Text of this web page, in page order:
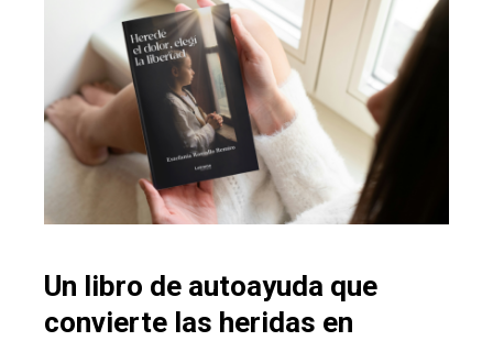
Un libro de autoayuda que
convierte las heridas en